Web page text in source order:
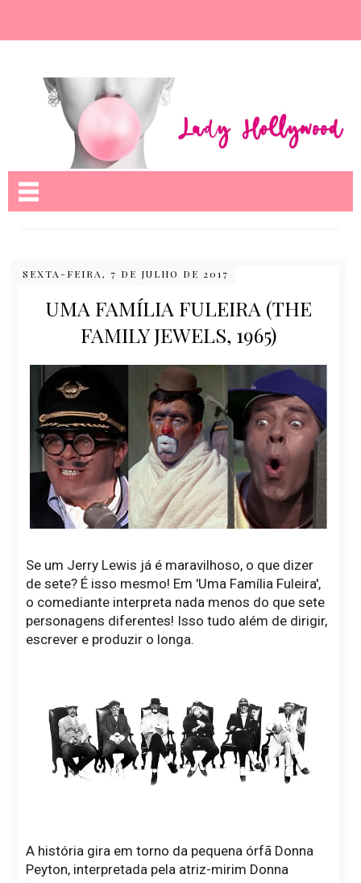
SEXTA-FEIRA, 7 DE JULHO DE 2017
UMA FAMÍLIA FULEIRA (THE
FAMILY JEWELS, 1965)
Se um Jerry Lewis já é maravilhoso, o que dizer
de sete? É isso mesmo! Em 'Uma Família Fuleira',
o comediante interpreta nada menos do que sete
personagens diferentes! Isso tudo além de dirigir,
escrever e produzir o longa.
A história gira em torno da pequena órfã Donna
Peyton, interpretada pela atriz-mirim Donna